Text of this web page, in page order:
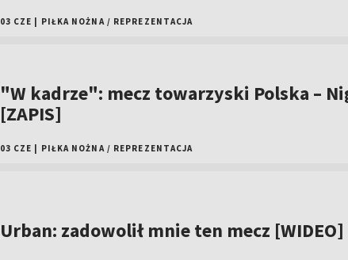
03 CZE PIŁKA NOŻNA / REPREZENTACJA
"W kadrze": mecz towarzyski Polska –
[ZAPIS]
03 CZE PIŁKA NOŻNA / REPREZENTACJA
Urban: zadowolił mnie ten mecz [WIDEO]